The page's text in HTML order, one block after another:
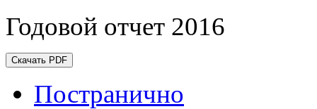
Годовой отчет 2016
Скачать PDF
Постранично